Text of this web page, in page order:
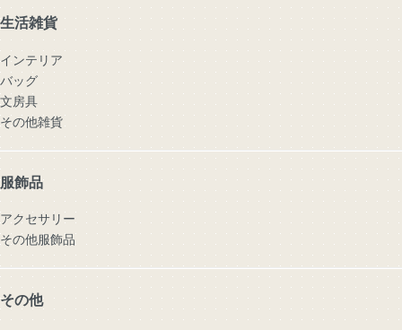
生活雑貨
インテリア
バッグ
文房具
その他雑貨
服飾品
アクセサリー
その他服飾品
その他